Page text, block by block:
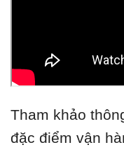
Tham khảo
đặc điểm vận